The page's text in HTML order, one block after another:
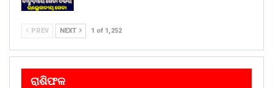
PREV NEXT 1 of 1,252
ରାଶିଫଳ